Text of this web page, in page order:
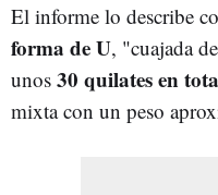
El informe lo describe
forma de U, "cuajada
unos 30 quilates en
mixta con un peso